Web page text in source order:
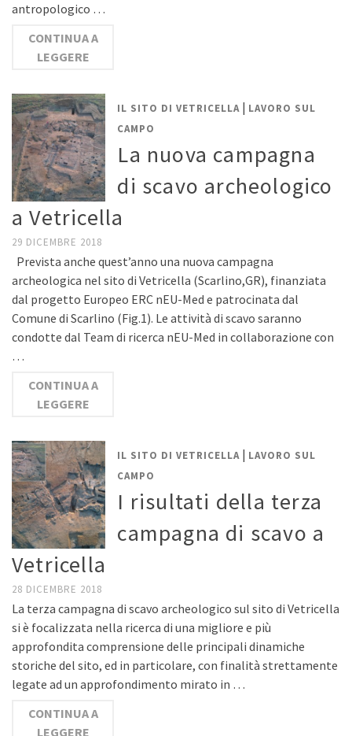
antropologico …
CONTINUA A
LEGGERE
IL SITO DI VETRICELLA | LAVORO SUL
CAMPO
La nuova campagna
di scavo archeologico
a Vetricella
29 DICEMBRE 2018
Prevista anche quest’anno una nuova campagna
archeologica nel sito di Vetricella (Scarlino,GR), finanziata
dal progetto Europeo ERC nEU-Med e patrocinata dal
Comune di Scarlino (Fig.1). Le attività di scavo saranno
condotte dal Team di ricerca nEU-Med in collaborazione con
…
CONTINUA A
LEGGERE
IL SITO DI VETRICELLA | LAVORO SUL
CAMPO
I risultati della terza
campagna di scavo a
Vetricella
28 DICEMBRE 2018
La terza campagna di scavo archeologico sul sito di Vetricella
si è focalizzata nella ricerca di una migliore e più
approfondita comprensione delle principali dinamiche
storiche del sito, ed in particolare, con finalità strettamente
legate ad un approfondimento mirato in …
CONTINUA A
LEGGERE